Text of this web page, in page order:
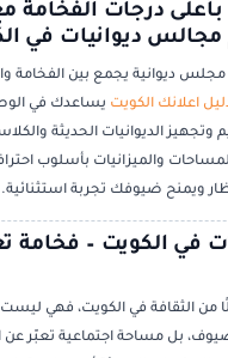
درجات الفخامة
ديوانيات في
ديوانية يجمع بين الفخامة
اعلانك الكويت يساعدك في
الديوانيات الحديثة
والميزانيات بأسلوب
ويمنح ضيوفك تجربة استثنائية.
في الكويت – فخامة
من الثقافة في الكويت، فهي ليست
بل مساحة اجتماعية تعبّر عن